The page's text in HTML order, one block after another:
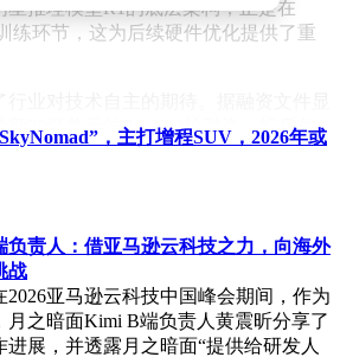
星推理模型R1的底层架构，正是在
练环节，这为后续硬件优化提供了重
额70亿美元的Pre-IPO轮融资，投后估
元区间。尽管官方未就芯片研发置
硬件层面的突破能力是本轮估值提升
AI企业自研芯片已成为新趋势。这种
供应商，而是通过软硬协同设计实现
特别是在推理阶段，定制化芯片可将能
低对高端GPU的依赖度。对于
企业而言，掌握硬件定义权意味着在
，主打增程SUV，2026年或
负责人：借亚马逊云科技之力，向海外
战
2026亚马逊云科技中国峰会期间，作为
月之暗面Kimi B端负责人黄震昕分享了
展，并透露月之暗面“提供给研发人